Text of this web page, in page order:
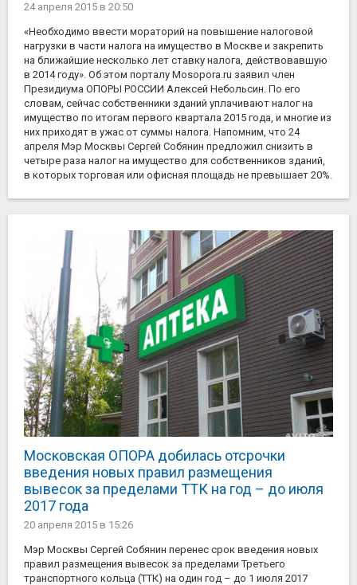
24 апреля 2015 в 20:50
«Необходимо ввести мораторий на повышение налоговой
нагрузки в части налога на имущество в Москве и закрепить
на ближайшие несколько лет ставку налога, действовавшую
в 2014 году». Об этом порталу Mosopora.ru заявил член
Президиума ОПОРЫ РОССИИ Алексей Небольсин. По его
словам, сейчас собственники зданий уплачивают налог на
имущество по итогам первого квартала 2015 года, и многие из
них приходят в ужас от суммы налога. Напомним, что 24
апреля Мэр Москвы Сергей Собянин предложил снизить в
четыре раза налог на имущество для собственников зданий,
в которых торговая или офисная площадь не превышает 20%.
Московская ОПОРА добилась отсрочки
введения новых правил размещения
вывесок за пределами ТТК на год – до июля
2017 года
20 апреля 2015 в 15:26
Мэр Москвы Сергей Собянин перенес срок введения новых
правил размещения вывесок за пределами Третьего
транспортного кольца (ТТК) на один год – до 1 июля 2017